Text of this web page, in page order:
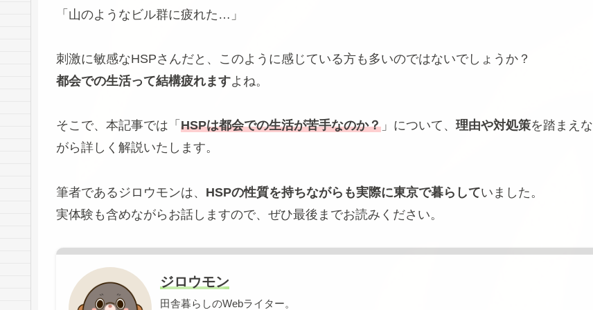
「山のようなビル群に疲れた…」
刺激に敏感なHSPさんだと、このように感じている方も多いのではないでしょうか？
都会での生活って結構疲れますよね。
そこで、本記事では「 HSPは都会での生活が苦手なのか？ 」について、 理由や対処策を踏まえな
がら詳しく解説いたします。
筆者であるジロウモンは、 HSPの性質を持ちながらも実際に東京で暮らしていました。
実体験も含めながらお話しますので、ぜひ最後までお読みください。
ジロウモン
田舎暮らしのWebライター。